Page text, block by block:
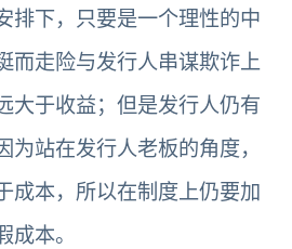
排下，只要是一个理性的中
而走险与发行人串谋欺诈上
大于收益；但是发行人仍有
站在发行人老板的角度，
成本，所以在制度上仍要加
本。